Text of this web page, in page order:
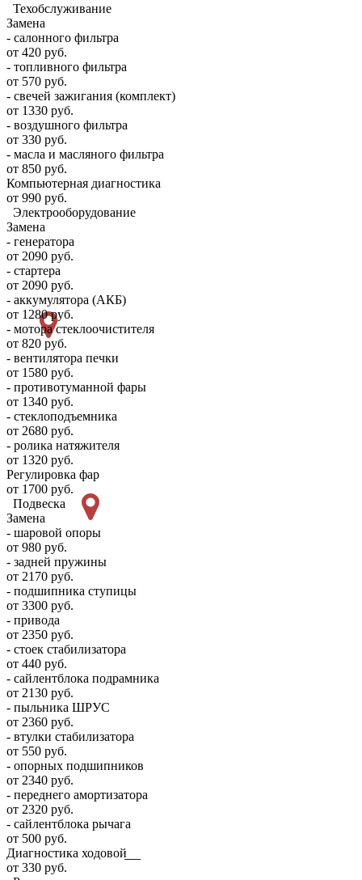
Техобслуживание
Замена
- салонного фильтра
от 420 руб.
- топливного фильтра
от 570 руб.
- свечей зажигания (комплект)
от 1330 руб.
- воздушного фильтра
от 330 руб.
- масла и масляного фильтра
от 850 руб.
Компьютерная диагностика
от 990 руб.
Электрооборудование
Замена
- генератора
от 2090 руб.
- стартера
от 2090 руб.
- аккумулятора (АКБ)
от 1280 руб.
- мотора стеклоочистителя
от 820 руб.
- вентилятора печки
от 1580 руб.
- противотуманной фары
от 1340 руб.
- стеклоподъемника
от 2680 руб.
- ролика натяжителя
от 1320 руб.
Регулировка фар
от 1700 руб.
Подвеска
Замена
- шаровой опоры
от 980 руб.
- задней пружины
от 2170 руб.
- подшипника ступицы
от 3300 руб.
- привода
от 2350 руб.
- стоек стабилизатора
от 440 руб.
- сайлентблока подрамника
от 2130 руб.
- пыльника ШРУС
от 2360 руб.
- втулки стабилизатора
от 550 руб.
- опорных подшипников
от 2340 руб.
- переднего амортизатора
от 2320 руб.
- сайлентблока рычага
от 500 руб.
Диагностика ходовой
от 330 руб.